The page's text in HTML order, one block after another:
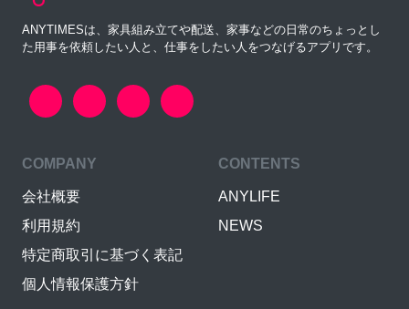
ANYTIMESは、家具組み立てや配送、家事などの日常のちょっとし
た用事を依頼したい人と、仕事をしたい人をつなげるアプリです。
COMPANY
会社概要
利用規約
特定商取引に基づく表記
個人情報保護方針
CONTENTS
ANYLIFE
NEWS